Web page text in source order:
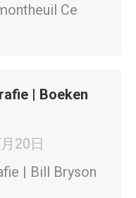
Ce
| Boeken
20日
| Bill Bryson